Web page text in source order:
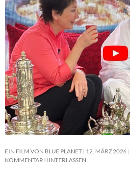
EIN FILM VON BLUE PLANET 12. MÄRZ 2026
KOMMENTAR HINTERLASSEN